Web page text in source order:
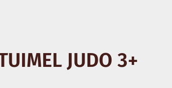
JUDO 3+